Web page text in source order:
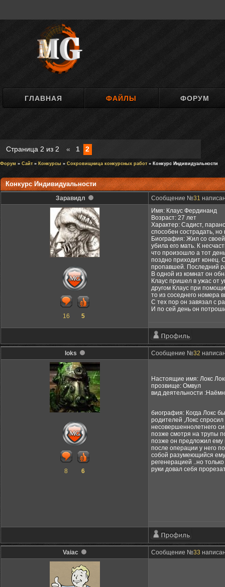
ГЛАВНАЯ ФАЙЛЫ ФОРУМ
Страница 2 из 2 « 1 2
Форум » Сайт» Конкурсы » Сокровищница конкурсных работ» Конкурс Индивидуальности
Конкурс Индивидуальности
Заравидл Сообщение №31
16 5
Имя: Клаус Фердинанд
Возраст: 27 лет
Характер: Садист,
способен сострадать,
Биография: Жил со
убила его мать. К
что произошло а тот
поздно приходит конец.
пропавшей. Последний
В одной из комнат он
Клаус пришел в ужас от
другом Клаус при
то из соседнего номера
С тех пор он завязал с
И по сей день он
loks Сообщение №32
8 6
Настоящие имя: Локс
прозвище: Омвул
вид деятельности
биография: Когда Локс
родителей ,Локс спросил
несовершеннолетнего
позже смотря на трупы
позже он предложил ему
после операции у него
собой разумеющийся
регенерацией ..но
руки довал себя
Vaiac Сообщение №33